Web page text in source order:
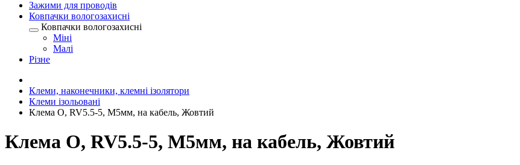
Зажими для проводів
Ковпачки вологозахисні
Ковпачки вологозахисні
Міні
Малі
Різне
Клеми, наконечники, клемні ізолятори
Клеми ізольовані
Клема О, RV5.5-5, М5мм, на кабель, Жовтий
Клема О, RV5.5-5, М5мм, на кабель, Жовтий